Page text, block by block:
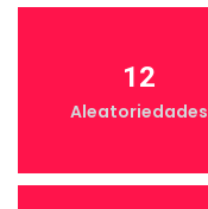
12
Aleatoriedades